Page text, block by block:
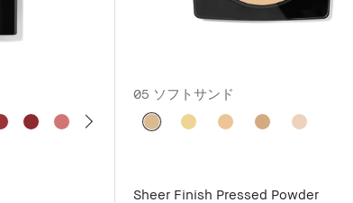
05 ソフトサンド
Sheer Finish Pressed Powder